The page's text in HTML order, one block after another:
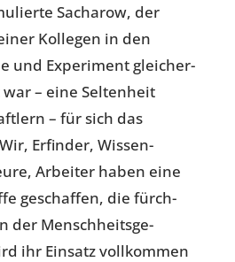
Sach­a­row, der
Kol­le­gen in den
und Expe­ri­ment glei­cher­
– eine Sel­ten­heit
– für sich das
Erfin­der, Wis­sen­
Arbei­ter haben eine
geschaf­fen, die fürch­
der Mensch­heits­ge­
ihr Einsatz voll­kom­men